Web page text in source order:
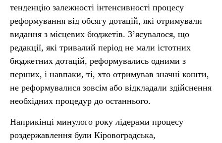
тенденцію залежності інтенсивності процесу
реформування від обсягу дотацій, які отримували
видання з місцевих бюджетів. З’ясувалося, що
редакції, які тривалий період не мали істотних
бюджетних дотацій, реформувались одними з
перших, і навпаки, ті, хто отримував значні кошти,
не реформувалися зовсім або відкладали здійснення
необхідних процедур до останнього.
Наприкінці минулого року лідерами процесу
роздержавлення були Кіровоградська,